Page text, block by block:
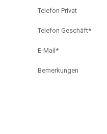
Telefon Privat
Telefon Geschäft*
E-Mail*
Bemerkungen